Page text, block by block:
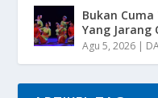
Bukan
Yang Jarang
Agu 5, 2026 |